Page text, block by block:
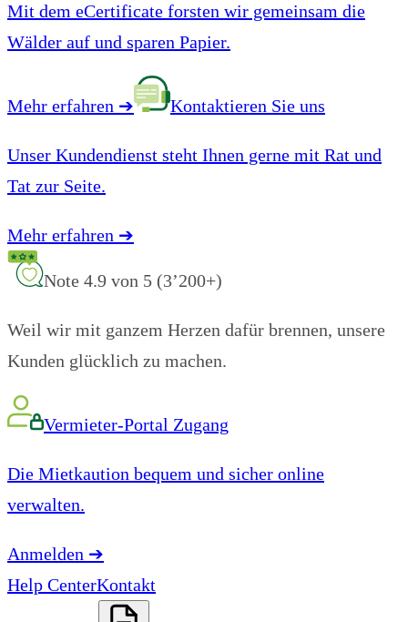
Mit dem eCertificate forsten wir gemeinsam die
Wälder auf und sparen Papier.
Mehr erfahren ➔ Kontaktieren Sie uns
Unser Kundendienst steht Ihnen gerne mit Rat und
Tat zur Seite.
Mehr erfahren ➔
Note 4.9 von 5 (3’200+)
Weil wir mit ganzem Herzen dafür brennen, unsere
Kunden glücklich zu machen.
Vermieter-Portal Zugang
Die Mietkaution bequem und sicher online
verwalten.
Anmelden ➔
Help CenterKontakt